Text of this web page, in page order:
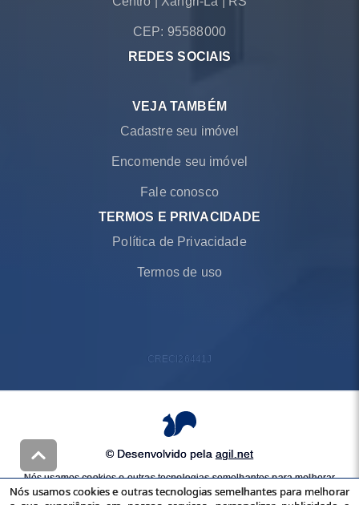
CEP: 95588000
REDES SOCIAIS
VEJA TAMBÉM
Cadastre seu imóvel
Encomende seu imóvel
Fale conosco
TERMOS E PRIVACIDADE
Política de Privacidade
Termos de uso
CRECI 26441J
© Desenvolvido pela agil.net
Nós usamos cookies e outras tecnologias semelhantes para melhorar
a sua experiência em nossos serviços, personalizar publicidade e
Nós usamos cookies e outras tecnologias semelhantes para melhorar